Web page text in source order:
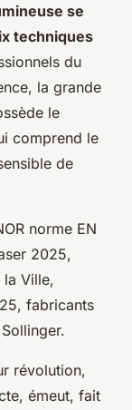
se
techniques
du
la grande
le
comprend le
de
norme EN
2025,
la Ville,
fabricants
révolution,
émeut, fait